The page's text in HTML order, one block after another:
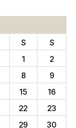
S
S
1
2
8
9
15
16
22
23
29 30